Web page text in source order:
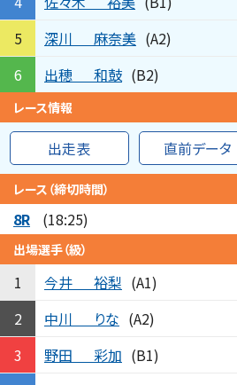
5
深川 麻奈美 (A2)
6
出穂 和鼓 (B2)
レース情報
出走表 直前データ
レース（締切時間）
8R (18:25)
出場選手（級）
1 今井 裕梨 (A1)
2
中川 りな (A2)
3
野田 彩加 (B1)